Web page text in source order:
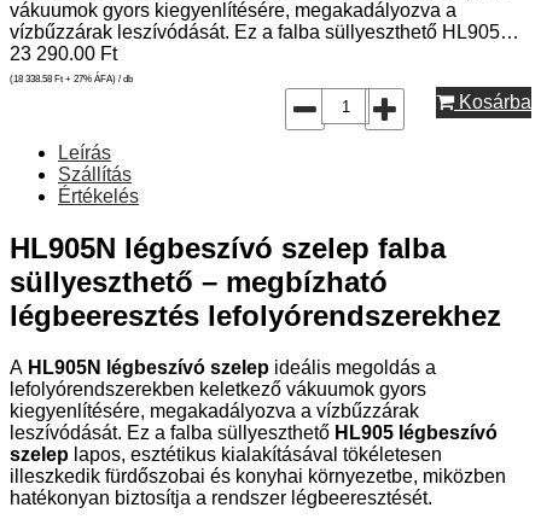
vákuumok gyors kiegyenlítésére, megakadályozva a
vízbűzzárak leszívódását. Ez a falba süllyeszthető HL905…
23 290.00 Ft
(18 338.58 Ft + 27% ÁFA) / db
Kosárba
Leírás
Szállítás
Értékelés
HL905N légbeszívó szelep falba
süllyeszthető – megbízható
légbeeresztés lefolyórendszerekhez
A HL905N légbeszívó szelep ideális megoldás a
lefolyórendszerekben keletkező vákuumok gyors
kiegyenlítésére, megakadályozva a vízbűzzárak
leszívódását. Ez a falba süllyeszthető HL905 légbeszívó
szelep lapos, esztétikus kialakításával tökéletesen
illeszkedik fürdőszobai és konyhai környezetbe, miközben
hatékonyan biztosítja a rendszer légbeeresztését.